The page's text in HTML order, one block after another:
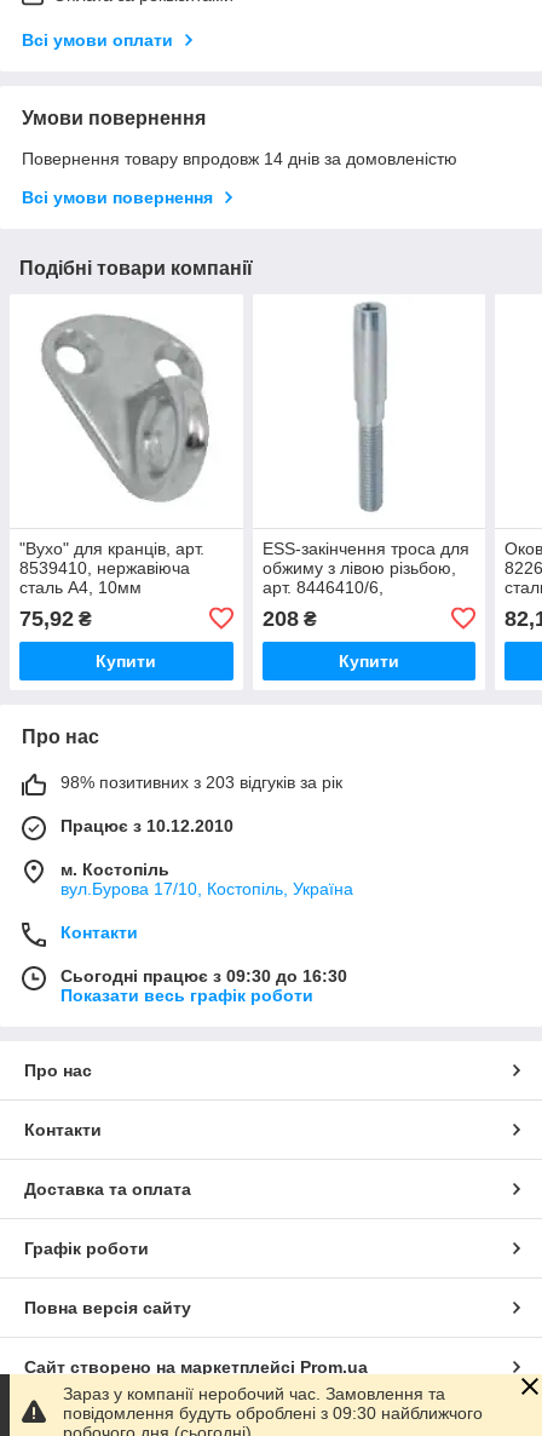
Всі умови оплати
Умови повернення
Повернення товару впродовж 14 днів за домовленістю
Всі умови повернення
Подібні товари компанії
"Вухо" для кранців, арт.
8539410, нержавіюча
сталь А4, 10мм
75,92 ₴
Купити
ESS-закінчення троса для
обжиму з лівою різьбою,
арт. 8446410/6,
M10/6мм
208₴
Купити
Про нас
98% позитивних з 203 відгуків за рік
Працює з 10.12.2010
м. Костопіль
вул.Бурова 17/10, Костопіль, Україна
Контакти
Сьогодні працює з 09:30 до 16:30
Показати весь графік роботи
Про нас
Контакти
Доставка та оплата
Графік роботи
Повна версія сайту
Сайт створено на маркетплейсі Prom.ua
Політика конфіденційності
Зараз у компанії неробочий час. Замовлення та
повідомлення будуть оброблені з 09:30 найближчого